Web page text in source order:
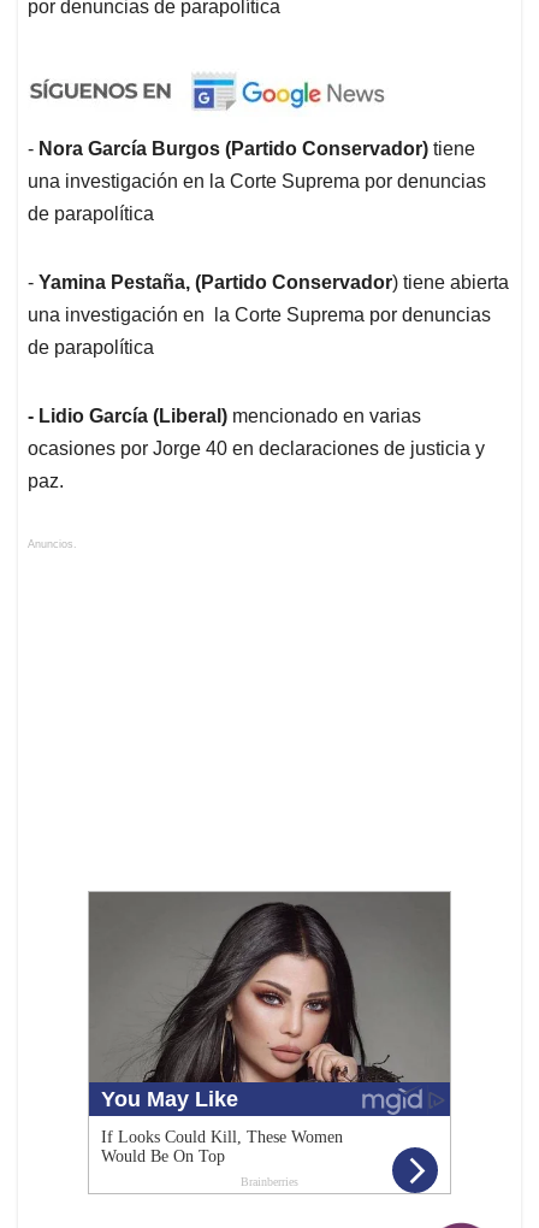
por denuncias de parapolítica
- Nora García Burgos (Partido Conservador) tiene
una investigación en la Corte Suprema por denuncias
de parapolítica
- Yamina Pestaña, (Partido Conservador) tiene abierta
una investigación en la Corte Suprema por denuncias
de parapolítica
- Lidio García (Liberal) mencionado en varias
ocasiones por Jorge 40 en declaraciones de justicia y
paz.
Anuncios.